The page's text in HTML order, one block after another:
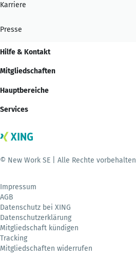
Karriere
Presse
Hilfe & Kontakt
Mitgliedschaften
Hauptbereiche
Services
© New Work SE | Alle Rechte vorbehalten
Impressum
AGB
Datenschutz bei XING
Datenschutzerklärung
Mitgliedschaft kündigen
Tracking
Mitgliedschaften widerrufen